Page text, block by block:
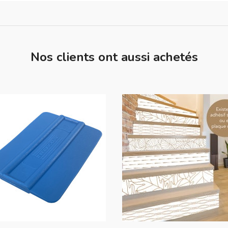
Nos clients ont aussi achetés
favorite_border